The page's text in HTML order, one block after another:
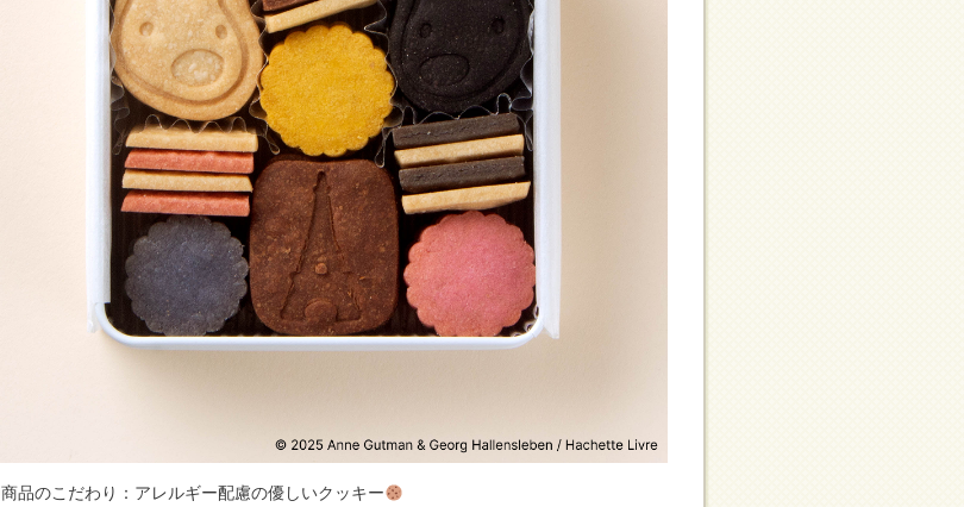
商品のこだわり：アレルギー配慮の優しいクッキー